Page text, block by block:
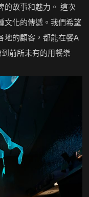
事和魅力。 這次
文化的傳遞。我們希望
地的顧客，都能在饗A
前所未有的用餐樂